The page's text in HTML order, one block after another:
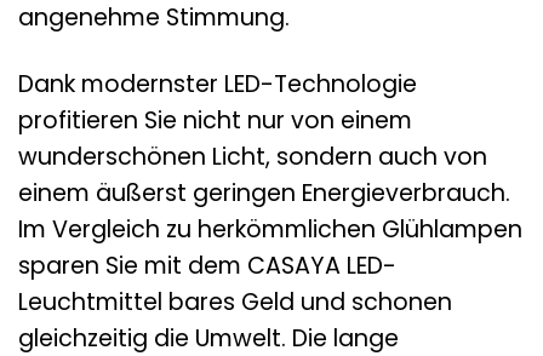
angenehme Stimmung.
Dank modernster LED-Technologie
profitieren Sie nicht nur von einem
wunderschönen Licht, sondern auch von
einem äußerst geringen Energieverbrauch.
Im Vergleich zu herkömmlichen Glühlampen
sparen Sie mit dem CASAYA LED-
Leuchtmittel bares Geld und schonen
gleichzeitig die Umwelt. Die lange